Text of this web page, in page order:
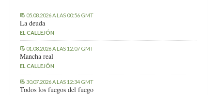
05.08.2026 A LAS 00:56 GMT
La deuda
EL CALLEJÓN
01.08.2026 A LAS 12:07 GMT
Mancha real
EL CALLEJÓN
30.07.2026 A LAS 12:34 GMT
Todos los fuegos del fuego